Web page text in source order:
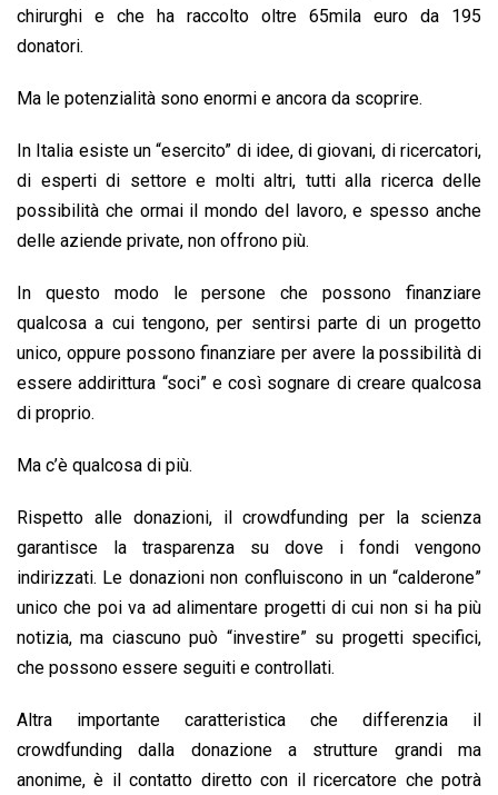
chirurghi e che ha raccolto oltre 65mila euro da 195
donatori.
Ma le potenzialità sono enormi e ancora da scoprire.
In Italia esiste un “esercito” di idee, di giovani, di ricercatori,
di esperti di settore e molti altri, tutti alla ricerca delle
possibilità che ormai il mondo del lavoro, e spesso anche
delle aziende private, non offrono più.
In questo modo le persone che possono finanziare
qualcosa a cui tengono, per sentirsi parte di un progetto
unico, oppure possono finanziare per avere la possibilità di
essere addirittura “soci” e così sognare di creare qualcosa
di proprio.
Ma c’è qualcosa di più.
Rispetto alle donazioni, il crowdfunding per la scienza
garantisce la trasparenza su dove i fondi vengono
indirizzati. Le donazioni non confluiscono in un “calderone”
unico che poi va ad alimentare progetti di cui non si ha più
notizia, ma ciascuno può “investire” su progetti specifici,
che possono essere seguiti e controllati.
Altra importante caratteristica che differenzia il
crowdfunding dalla donazione a strutture grandi ma
anonime, è il contatto diretto con il ricercatore che potrà